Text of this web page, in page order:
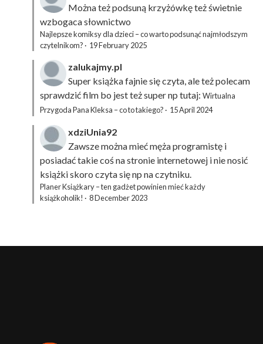
Można też podsuną krzyżówkęteż świetnie
wzbogaca słownictwo
Najlepsze komiksy dla dzieci – co warto podsunąć najmłodszym
czytelnikom? · 19 February 2025
zalukajmy.pl
Super książka fajnie się czyta, ale też polecam
sprawdzić film bo jest też super np tutaj: Wirtualna
Przygoda Pana Kleksa – co to takiego? · 15 April 2024
xdziUnia92
Zawsze można mieć męża programistę i
posiadać takie coś na stronie internetowej i nie nosić
książki skoro czyta się np na czytniku.
Planer Książkary – ten gadżet powinien mieć każdy
książkoholik! · 8 December 2023